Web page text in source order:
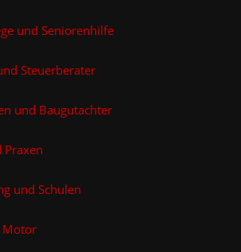
und Seniorenhilfe
Steuerberater
und Baugutachter
Praxen
und Schulen
Motor